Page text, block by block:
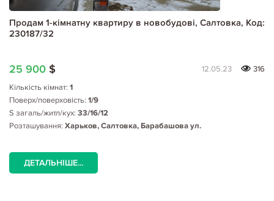
Продам 1-кімнатну квартиру в новобудові, Салтовка, Код:
230187/32
25 900 $ 12.05.23
316
Кількість кімнат: 1
Поверх/поверховість: 1/9
S загаль/житл/кух: 33/16/12
Розташування: Харьков, Салтовка, Барабашова ул.
ДЕТАЛЬНІШЕ...